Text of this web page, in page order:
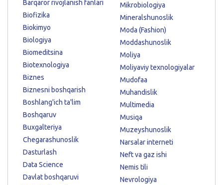
Barqaror rivojlanish fanlari
Biofizika
Biokimyo
Biologiya
Biomeditsina
Biotexnologiya
Biznes
Biznesni boshqarish
Boshlang'ich ta'lim
Boshqaruv
Buxgalteriya
Chegarashunoslik
Dasturlash
Data Science
Davlat boshqaruvi
Mikrobiologiya
Mineralshunoslik
Moda (Fashion)
Moddashunoslik
Moliya
Moliyaviy texnologiyalar
Mudofaa
Muhandislik
Multimedia
Musiqa
Muzeyshunoslik
Narsalar interneti
Neft va gaz ishi
Nemis tili
Nevrologiya